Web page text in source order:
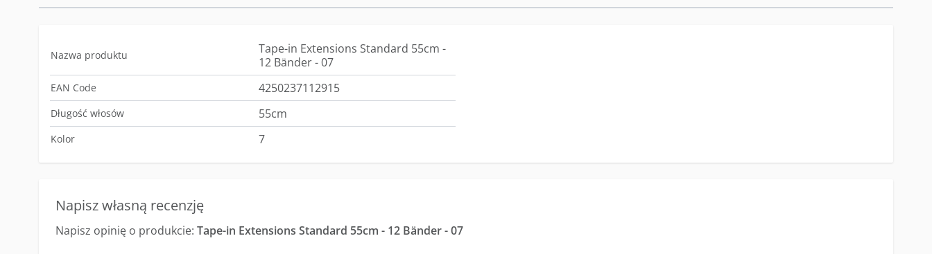
Nazwa produktu
Tape-in Extensions Standard 55cm -
12 Bänder - 07
EAN Code 4250237112915
Długość włosów 55cm
Kolor 7
Napisz własną recenzję
Napisz opinię o produkcie:
Tape-in Extensions Standard 55cm - 12 Bänder - 07